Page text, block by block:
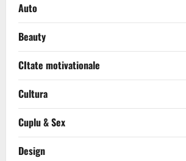
Auto
Beauty
CItate motivationale
Cultura
Cuplu & Sex
Design